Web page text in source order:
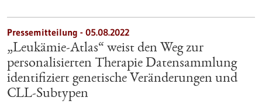
Pressemitteilung - 05.08.2022
„Leukämie-Atlas“ weist den Weg zur
personalisierten Therapie Datensammlung
identifiziert genetische Veränderungen und
CLL-Subtypen